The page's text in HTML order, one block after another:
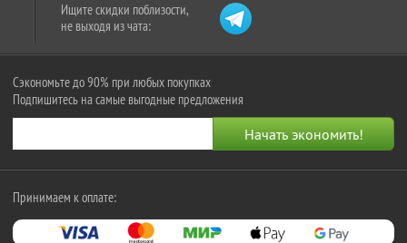
Ищите скидки поблизости,
не выходя из чата:
Сэкономьте до 90% при любых покупках
Подпишитесь на самые выгодные предложения
Принимаем к оплате: